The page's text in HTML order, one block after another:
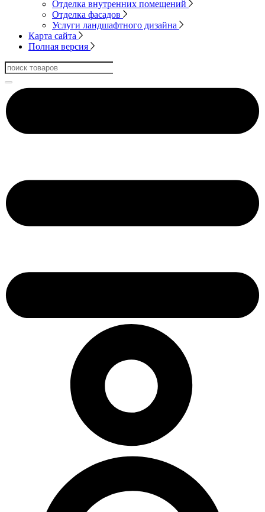
Отделка внутренних помещений
Отделка фасадов
Услуги ландшафтного дизайна
Карта сайта
Полная версия